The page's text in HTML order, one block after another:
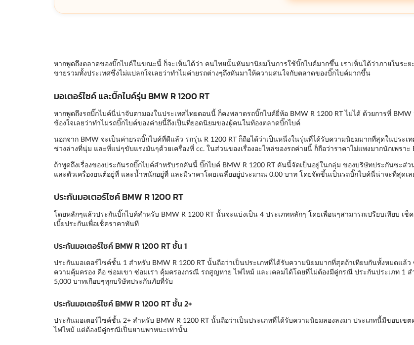
หากพูดถึงตลาดของบิ๊กไบค์ในขณะนี้ ก็จะเห็นได้ว่า คนไทยนั้นหันมานิยมในการใช้บิ๊กไบค์มากขึ้น เราเห็นได้ว่าภายในระ
ขายรวมทั้งประเทศซึ่งไม่แปลกใจเลยว่าทำไมค่ายรถต่างๆถึงหันมาให้ความสนใจกับตลาดของบิ๊กไบค์มากขึ้น
มอเตอร์ไซค์ และบิ๊กไบค์รุ่น BMW R 1200 RT
หากพูดถึงรถบิ๊กไบค์นี่น่าจับตามองในประเทศไทยตอนนี้ ก็คงพลาดรถบิ๊กไบค์ยี่ห้อ BMW R 1200 RT ไม่ได้ ด้วยการที่
ข้องใจเลยว่าทำไมรถบิ๊กไบค์ของค่ายนี้ถึงเป็นที่ยอดนิยมของผู้คนในท้องตลาดบิ๊กไบค์
นอกจาก BMW จะเป็นค่ายรถบิ๊กไบค์ที่ดีแล้ว รถรุ่น R 1200 RT ก็ถือได้ว่าเป็นหนึ่งในรุ่นที่ได้รับความนิยมมากที่สุดในประ
ช่วงล่างที่นุ่ม และที่แน่ๆขับแรงมันๆด้วยเครื่องที่ cc. ในส่วนของเรื่องอะไหล่ของรถค่ายนี้ ก็ถือว่าราคาไม่แพงมากนักเพรา
ถ้าพูดถึงเรื่องของประกันรถบิ๊กไบค์สำหรับรถคันนี้ บิ๊กไบค์ BMW R 1200 RT คันนี้จัดเป็นอยู่ในกลุ่ม ของบริษัทประกันซะ
และตัวเครื่องยนต์อยู่ที่ และน้ำหนักอยู่ที่ และมีราคาโดยเฉลี่ยอยู่ประมาณ 0.00 บาท โดยจัดขึ้นเป็นรถบิ๊กไบค์นี่น่าจะที่สุดเล
ประกันมอเตอร์ไซค์ BMW R 1200 RT
โดยหลักๆแล้วประกันบิ๊กไบค์สำหรับ BMW R 1200 RT นั้นจะแบ่งเป็น 4 ประเภทหลักๆ โดยเพื่อนๆสามารถเปรียบเทียบ เช็
เบี้ยประกันเพื่อเช็คราคาทันที
ประกันมอเตอร์ไซค์ BMW R 1200 RT ชั้น 1
ประกันมอเตอร์ไซค์ชั้น 1 สำหรับ BMW R 1200 RT นั้นถือว่าเป็นประเภทที่ได้รับความนิยมมากที่สุดถ้าเทียบกันทั้งหมดแ
ความคุ้มครอง คือ ซ่อมเขา ซ่อมเรา คุ้มครองกรณี รถสูญหาย ไฟไหม้ และเคลมได้โดยที่ไม่ต้องมีคู่กรณี ประกันประเภท 1
5,000 บาทเกือบๆทุกบริษัทประกันภัยที่รับ
ประกันมอเตอร์ไซค์ BMW R 1200 RT ชั้น 2+
ประกันมอเตอร์ไซค์ชั้น 2+ สำหรับ BMW R 1200 RT นั้นถือว่าเป็นประเภทที่ได้รับความนิยมลองลงมา ประเภทนี้มีขอบเ
ไฟไหม้ แต่ต้องมีคู่กรณีเป็นยานพาหนะเท่านั้น